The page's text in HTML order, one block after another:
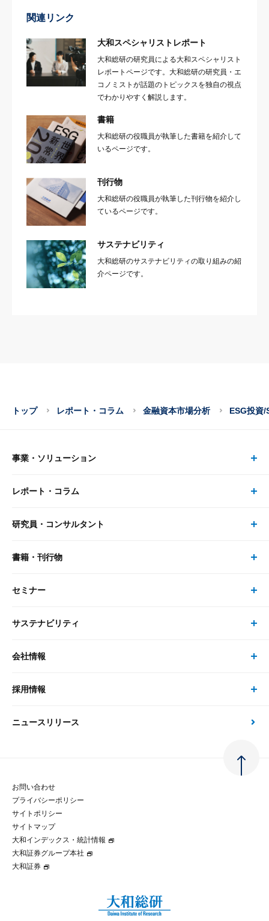
関連リンク
大和スペシャリストレポート
大和総研の研究員による大和スペシャリスト
レポートページです。大和総研の研究員・エ
コノミストが話題のトピックスを独自の視点
でわかりやすく解説します。
書籍
大和総研の役職員が執筆した書籍を紹介して
いるページです。
刊行物
大和総研の役職員が執筆した刊行物を紹介し
ているページです。
サステナビリティ
大和総研のサステナビリティの取り組みの紹
介ページです。
トップ レポート・コラム 金融資本市場分析 ESG投資/
事業・ソリューション
事業・ソリューション トップ
リサーチ
大和総研の強み
先端テクノロジーに基づく新たな価値の創出
レポート・コラム
レポート・コラム トップ
最新のレポート・コラム
政策分析
金融経済教育等
コラム
大和インデックス・統計情報
研究員・コンサルタント
研究員・コンサルタント トップ
研究員
書籍・刊行物
書籍・刊行物 トップ
書籍
セミナー
セミナー トップ
現在受付中のセミナー・イベント
サステナビリティ
サステナビリティの取り組み
次世代社会への貢献
マルチステークホルダー方針
パートナーシップ構築宣言
会社情報
会社情報 トップ
会社概要・役員一覧
大和総研の歩み
グループ会社
採用情報
採用情報 トップ
経験者採用
ニュースリリース
お問い合わせ
プライバシーポリシー
サイトポリシー
サイトマップ
大和インデックス・統計情報
大和証券グループ本社
大和証券